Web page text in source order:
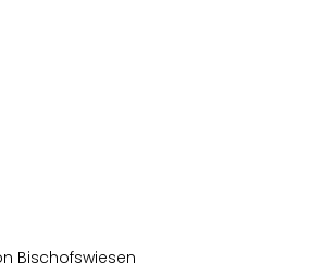
Bischofswiesen